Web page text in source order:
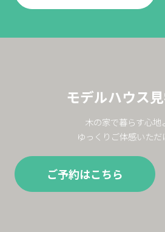
モデルハウス
木の家で暮らす心地
ゆっくりご体感いただ
ご予約はこちら